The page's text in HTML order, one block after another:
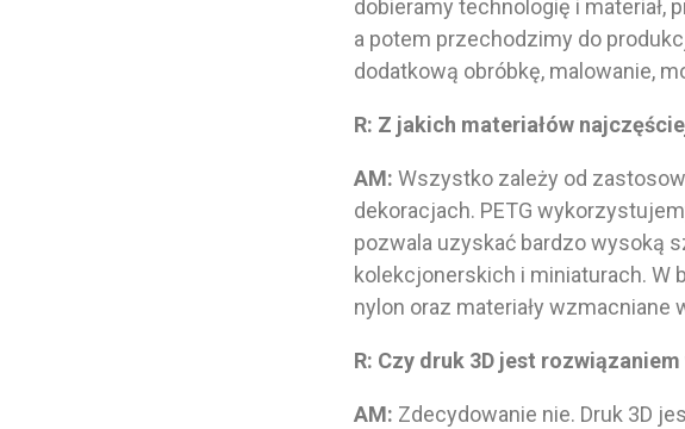
dobieramy technologię i
a potem przechodzimy do
dodatkową obróbkę, malowanie,
R: Z jakich materiałów
AM: Wszystko zależy od
dekoracjach. PETG
pozwala uzyskać bardzo wysoką
kolekcjonerskich i miniaturach.
nylon oraz materiały wzmacniane
R: Czy druk 3D jest
AM: Zdecydowanie nie. Druk 3D